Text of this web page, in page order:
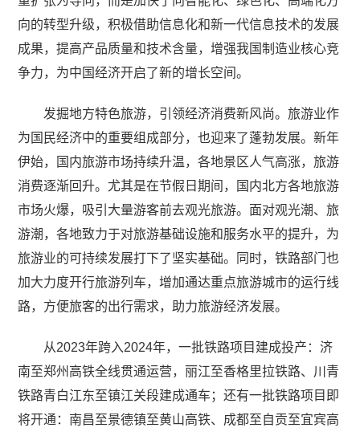
向的转型升级，积极借助信息化和新一代信息技术的发展
成果，提高产品质量和技术含量，增强我国制造业核心竞
争力，为中国经济开启了新的增长空间。
发掘地方特色旅游，引领经济消费新风尚。旅游业作
为国民经济中的重要组成部分，也迎来了蓬勃发展。新年
伊始，国内旅游市场持续升温，各地景区人气高涨，旅游
消费逐渐回升。尤其是在节假日期间，国内北方各地旅游
市场火爆，吸引大量游客前去观光旅游。面对观光潮、旅
游潮，各地致力于对旅游基础设施和服务水平的提升，为
旅游业的可持续发展打下了坚实基础。同时，铁路部门也
加大力度开行旅游列车，增加通达重点旅游城市的运行线
路，方便旅客的出行需求，助力旅游经济发展。
从2023年跨入2024年，一批铁路项目建成投产：济
南至郑州高铁全线贯通运营，丽江至香格里拉铁路、川青
铁路青白江东至镇江关段建成通车；还有一批铁路项目即
将开通：南昌至景德镇至黄山高铁、成都至自贡至宜宾高